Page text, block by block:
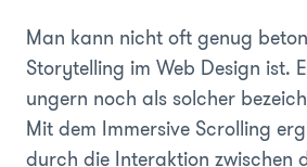
Man kann nicht oft genug
Storytelling im Web Design ist.
ungern noch als solcher
Mit dem Immersive Scrolling
durch die Interaktion zwischen